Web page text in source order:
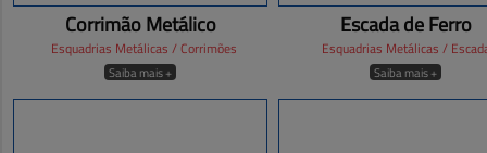
Corrimão Metálico
Esquadrias Metálicas / Corrimões
Saiba mais +
Escada de Ferro
Esquadrias Metálicas /
Saiba mais +